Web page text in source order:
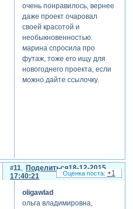
очень понравилось, вернее
даже проект очаровал
своей красотой и
необыкновенностью.
марина спросила про
футаж, тоже его ищу для
новогоднего проекта, если
можно дайте ссылочку.
Поделиться
11
18-12-2015
17:40:21
oligawlad
ольга владимировна,
+1